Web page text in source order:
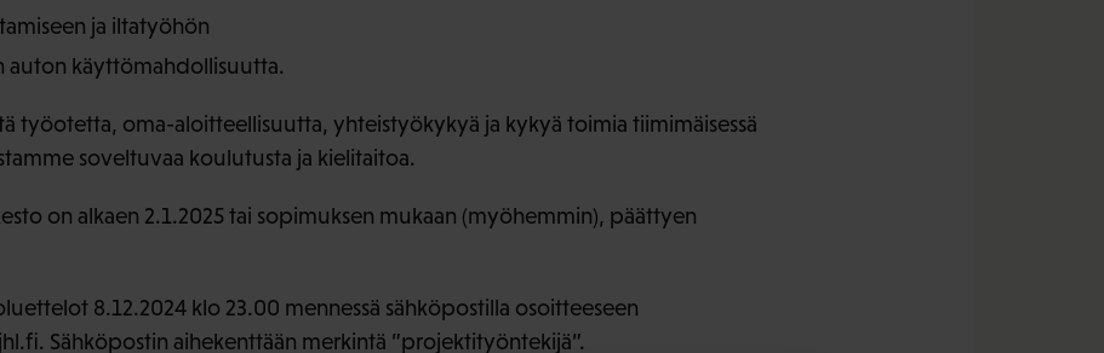
ja iltatyöhön
auton käyttömahdollisuutta.
työotetta, oma-aloitteellisuutta, yhteistyökykyä ja kykyä toimia tiimimäisessä
soveltuvaa koulutusta ja kielitaitoa.
on alkaen 2.1.2025 tai sopimuksen mukaan (myöhemmin), päättyen
8.12.2024 klo 23.00 mennessä sähköpostilla osoitteeseen
Sähköpostin aihekenttään merkintä ”projektityöntekijä”.